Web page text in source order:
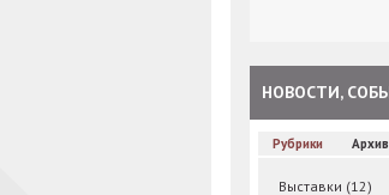
НОВОСТИ,
Рубрики Архив
Выставки (12)